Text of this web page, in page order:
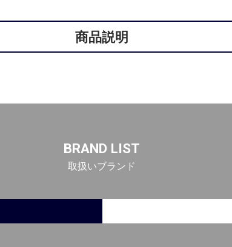
商品説明
BRAND LIST
取扱いブランド